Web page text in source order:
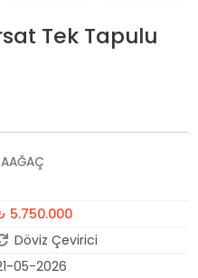
Tek Tapulu
5.750.000
Döviz Çevirici
05-2026